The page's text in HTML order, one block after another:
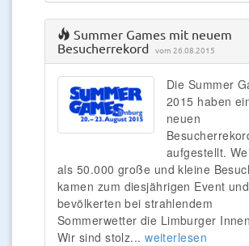
Summer Games mit neuem
Besucherrekord vom 26.08.2015
Die Summer
2015 haben
neuen
aufgestellt.
als 50.000 große und kleine
kamen zum diesjährigen Event und
bevölkerten bei strahlendem
Sommerwetter die Limburger
Wir sind stolz... weiterlesen